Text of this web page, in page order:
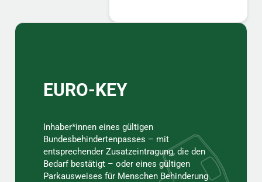
Sidebar
EURO-KEY
Inhaber*innen eines gültigen
Bundesbehindertenpasses – mit
entsprechender Zusatzeintragung, die den
Bedarf bestätigt – oder eines gültigen
Parkausweises für Menschen Behinderung